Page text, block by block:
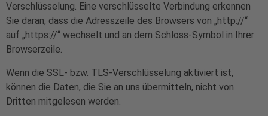
Verschlüsselung. Eine verschlüsselte Verbindung erkennen
Sie daran, dass die Adresszeile des Browsers von „http://“
auf „https://“ wechselt und an dem Schloss-Symbol in Ihrer
Browserzeile.
Wenn die SSL- bzw. TLS-Verschlüsselung aktiviert ist,
können die Daten, die Sie an uns übermitteln, nicht von
Dritten mitgelesen werden.